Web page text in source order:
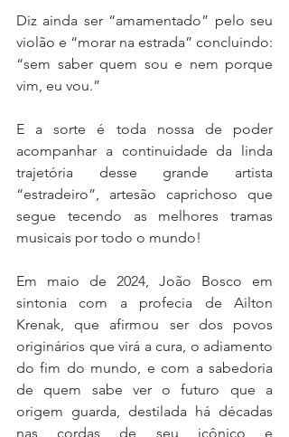
Diz ainda ser “amamentado” pelo seu
violão e “morar na estrada” concluindo:
“sem saber quem sou e nem porque
vim, eu vou.”
E a sorte é toda nossa de poder
acompanhar a continuidade da linda
trajetória desse grande artista
“estradeiro”, artesão caprichoso que
segue tecendo as melhores tramas
musicais por todo o mundo!
Em maio de 2024, João Bosco em
sintonia com a profecia de Ailton
Krenak, que afirmou ser dos povos
originários que virá a cura, o adiamento
do fim do mundo, e com a sabedoria
de quem sabe ver o futuro que a
origem guarda, destilada há décadas
nas cordas de seu icônico e